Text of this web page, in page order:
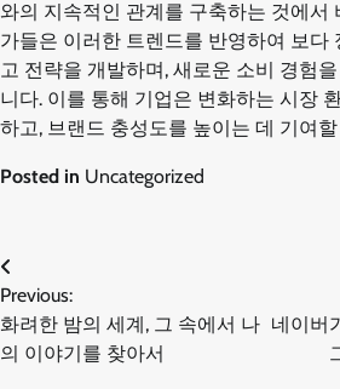
와의 지속적인 관계를 구축하는 것에서
가들은 이러한 트렌드를 반영하여 보다
고 전략을 개발하며, 새로운 소비 경험
니다. 이를 통해 기업은 변화하는 시장
하고, 브랜드 충성도를 높이는 데 기여
Posted in Uncategorized
글
탐
Previous:
화려한 밤의 세계, 그 속에서 나
의 이야기를 찾아서
네이버